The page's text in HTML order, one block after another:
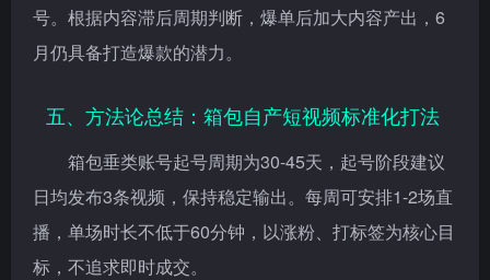
号。根据内容滞后周期判断，爆单后加大内容产出，6
月仍具备打造爆款的潜力。
五、方法论总结：箱包自产短视频标准化打法
箱包垂类账号起号周期为30-45天，起号阶段建议
日均发布3条视频，保持稳定输出。每周可安排1-2场直
播，单场时长不低于60分钟，以涨粉、打标签为核心目
标，不追求即时成交。